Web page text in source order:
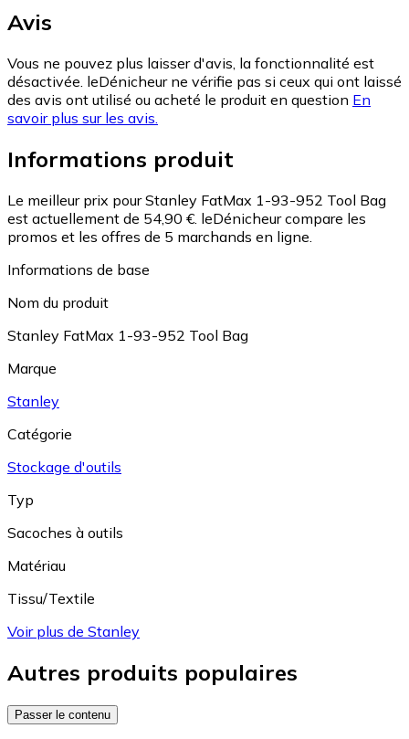
Avis
Vous ne pouvez plus laisser d'avis, la fonctionnalité est
désactivée. leDénicheur ne vérifie pas si ceux qui ont laissé
des avis ont utilisé ou acheté le produit en question En
savoir plus sur les avis.
Informations produit
Le meilleur prix pour Stanley FatMax 1-93-952 Tool Bag
est actuellement de 54,90 €. leDénicheur compare les
promos et les offres de 5 marchands en ligne.
Informations de base
Nom du produit
Stanley FatMax 1-93-952 Tool Bag
Marque
Stanley
Catégorie
Stockage d'outils
Typ
Sacoches à outils
Matériau
Tissu/Textile
Voir plus de Stanley
Autres produits populaires
Passer le contenu